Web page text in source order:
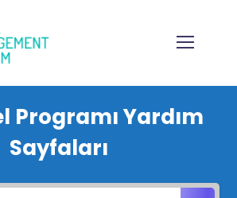
Programı Yardım
Sayfaları